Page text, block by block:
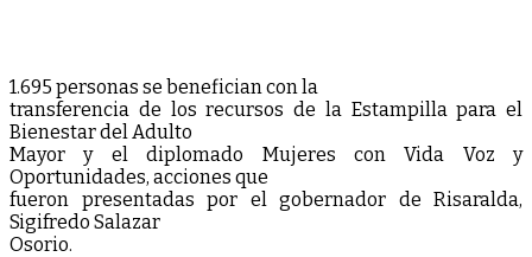
1.695 personas se benefician con la
transferencia de los recursos de la Estampilla para el
Bienestar del Adulto
Mayor y el diplomado Mujeres con Vida Voz y
Oportunidades, acciones que
fueron presentadas por el gobernador de Risaralda,
Sigifredo Salazar
Osorio.